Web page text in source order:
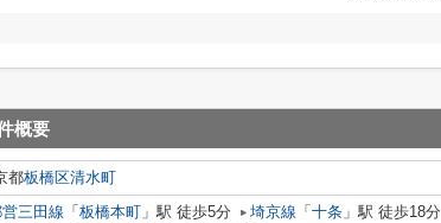
概要
都板橋区清水町
三田線 「 板橋本町 」駅 徒歩5分 埼京線 「 十条 」駅 徒歩18分